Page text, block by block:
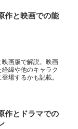
作と映画での能
画版で解説。映画
緯や他のキャラク
場するかも記載。
作とドラマでの